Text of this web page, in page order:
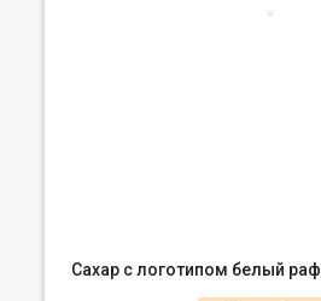
Сахар с логотипом белый